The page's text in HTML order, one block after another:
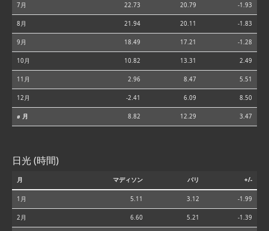
7月 22.73 20.79 -1.93
8月 21.94 20.11 -1.83
9月 18.49 17.21 -1.28
10月 10.82 13.31 2.49
11月 2.96 8.47 5.51
12月 -2.41 6.09 8.50
⌀ 月 8.82 12.29 3.47
日光 (時間)
月 マディソン パリ +/-
1月 5.11 3.12 -1.99
2月 6.60 5.21 -1.39